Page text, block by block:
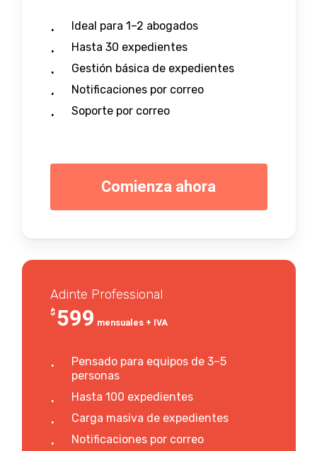
Ideal para 1–2 abogados
Hasta 30 expedientes
Gestión básica de expedientes
Notificaciones por correo
Soporte por correo
Comienzaahora
Adinte Professional
$599 mensuales + IVA
Pensado para equipos de 3–5
personas
Hasta 100 expedientes
Carga masiva de expedientes
Notificaciones por correo